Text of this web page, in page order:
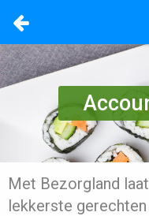
Met Bezorgland
lekkerste